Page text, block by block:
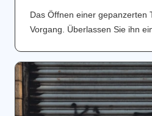
Das Öffnen einer gepanzerten
Vorgang. Überlassen Sie ihn